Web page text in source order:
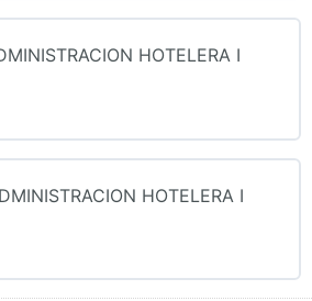
HOTELERA I
HOTELERA I
HOTELERA I
HOTELERA I